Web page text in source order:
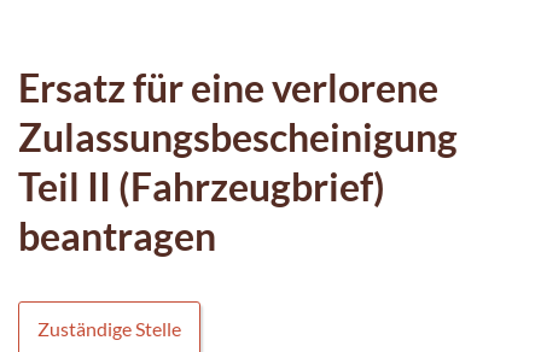
Ersatz für eine verlorene
Zulassungsbescheinigung
Teil II (Fahrzeugbrief)
beantragen
Zuständige Stelle